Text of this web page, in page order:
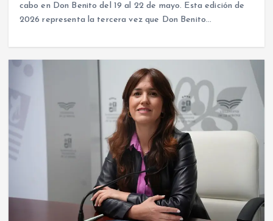
cabo en Don Benito del 19 al 22 de mayo. Esta edición de
2026 representa la tercera vez que Don Benito…